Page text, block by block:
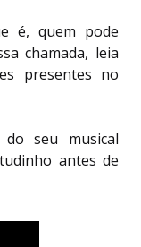
é, quem pode
chamada, leia
presentes no
seu musical
antes de